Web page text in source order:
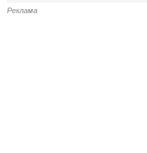
Реклама